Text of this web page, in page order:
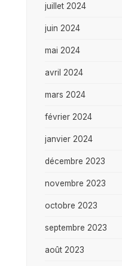
juillet 2024
juin 2024
mai 2024
avril 2024
mars 2024
février 2024
janvier 2024
décembre 2023
novembre 2023
octobre 2023
septembre 2023
août 2023